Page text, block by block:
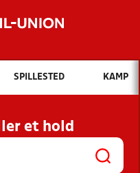
Hvad vil du søge efter?
OG NYHEDER
KLUBBER OG
SPILLESTED KAMP
et hold